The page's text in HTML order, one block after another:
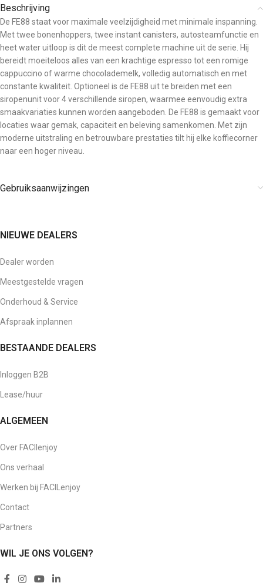
Beschrijving
De FE88 staat voor maximale veelzijdigheid met minimale inspanning.
Met twee bonenhoppers, twee instant canisters, autosteamfunctie en
heet water uitloop is dit de meest complete machine uit de serie. Hij
bereidt moeiteloos alles van een krachtige espresso tot een romige
cappuccino of warme chocolademelk, volledig automatisch en met
constante kwaliteit. Optioneel is de FE88 uit te breiden met een
siropenunit voor 4 verschillende siropen, waarmee eenvoudig extra
smaakvariaties kunnen worden aangeboden. De FE88 is gemaakt voor
locaties waar gemak, capaciteit en beleving samenkomen. Met zijn
moderne uitstraling en betrouwbare prestaties tilt hij elke koffiecorner
naar een hoger niveau.
Gebruiksaanwijzingen
NIEUWE DEALERS
Dealer worden
Meestgestelde vragen
Onderhoud & Service
Afspraak inplannen
BESTAANDE DEALERS
Inloggen B2B
Lease/huur
ALGEMEEN
Over FACIlenjoy
Ons verhaal
Werken bij FACILenjoy
Contact
Partners
WIL JE ONS VOLGEN?